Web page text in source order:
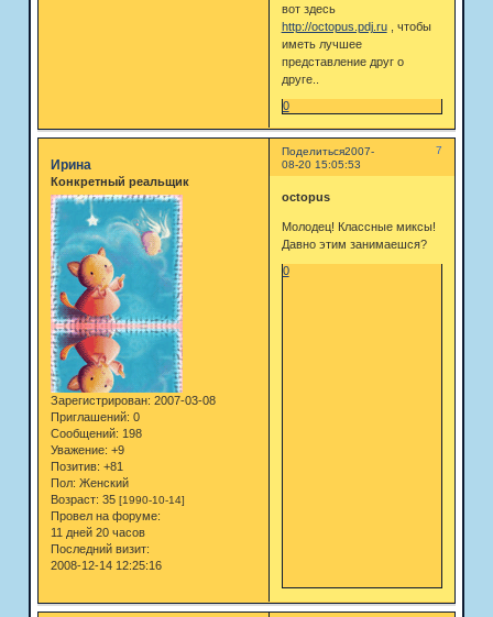
вот здесь
http://octopus.pdj.ru, чтобы
иметь лучшее
представление друг о
друге..
0
Поделиться 7
2007-
08-20 15:05:53
Ирина
Конкретный реальщик
Зарегистрирован: 2007-03-08
Приглашений: 0
Сообщений: 198
Уважение: +9
Позитив: +81
Пол: Женский
Возраст: 35 [1990-10-14]
Провел на форуме:
11 дней 20 часов
Последний визит:
2008-12-14 12:25:16
octopus
Молодец! Классные миксы!
Давно этим занимаешся?
0